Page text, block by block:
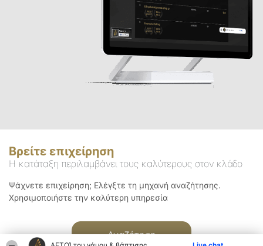
Βρείτε επιχείρηση
Η κατάταξη περιλαμβάνει τους καλύτερους στον κλάδο
Ψάχνετε επιχείρηση; Ελέγξτε τη μηχανή αναζήτησης.
Χρησιμοποιήστε την καλύτερη υπηρεσία
Αναζήτηση